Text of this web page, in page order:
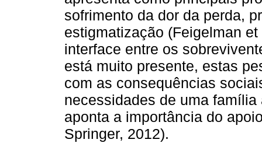
sofrimento da dor da perda,
estigmatização (Feigelman
interface entre os
está muito presente, estas
com as consequências
necessidades de uma
aponta a importância do
Springer, 2012).